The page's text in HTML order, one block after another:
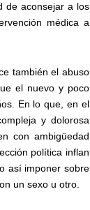
de aconsejar a los
médica a
también el abuso
el nuevo y poco
En lo que, en el
y dolorosa
con ambigüedad
política inflan
así imponer sobre
un sexo u otro.